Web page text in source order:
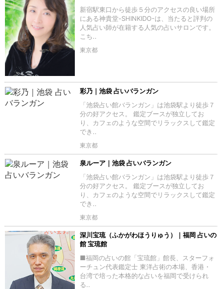
新宿駅東口から徒歩５分のアクセスの良い場所
にある神貴堂-SHINKIDO-は、当たると評判の
人気占い師が在籍する人気の占いサロンです。
こち..
東京都
彩乃｜池袋 占いバランガン
「池袋占い館バランガン」は池袋駅より徒歩７
分の好アクセス。 鑑定ブースが独立してお
り、カフェのような空間でリラックスして鑑定
でき..
東京都
泉ルーア｜池袋 占いバランガン
「池袋占い館バランガン」は池袋駅より徒歩７
分の好アクセス。 鑑定ブースが独立してお
り、カフェのような空間でリラックスして鑑定
でき..
東京都
深川宝琉（ふかがわほうりゅう）｜福岡 占いの
館 宝琉館
■福岡の占いの館「宝琉館」館長、スターフォ
ーチュン代表鑑定士 東洋占術の本場、香港・
台湾で培った本格的な占いを福岡で受けられ
る..